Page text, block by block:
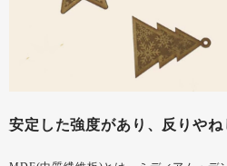
安定した強度があり、反りや